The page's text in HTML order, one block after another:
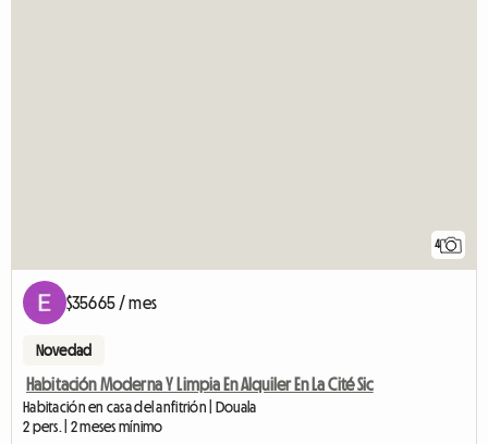
4
$35665 / mes
Novedad
Habitación Moderna Y Limpia En Alquiler En La Cité Sic
Habitación en casa del anfitrión | Douala
2 pers. | 2 meses mínimo